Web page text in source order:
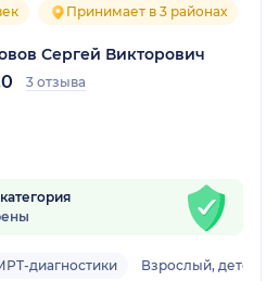
Принимает в 3 районах
Сергей Викторович
3 отзыва
диагностики Взрослый, детский